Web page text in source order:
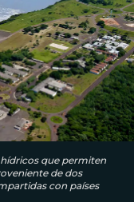
que permiten
de dos
con países